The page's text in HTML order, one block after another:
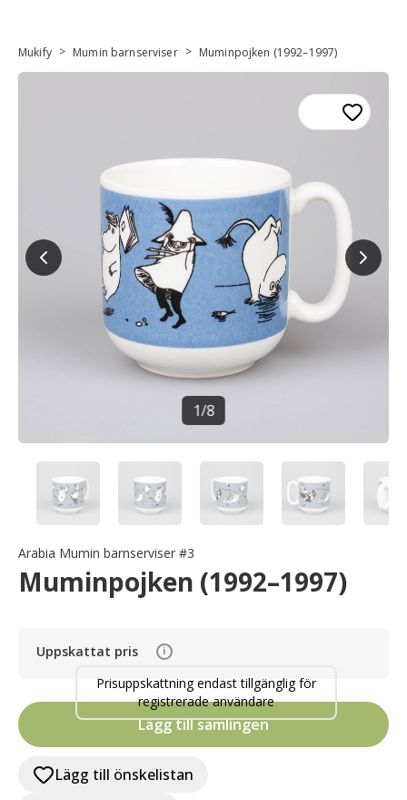
Mukify > Mumin barnserviser > Muminpojken (1992–1997)
1/8
Arabia Mumin barnserviser #3
Muminpojken (1992–1997)
Uppskattat pris i
Prisuppskattning endast tillgänglig för
registrerade användare
Lägg till samlingen
Lägg till önskelistan